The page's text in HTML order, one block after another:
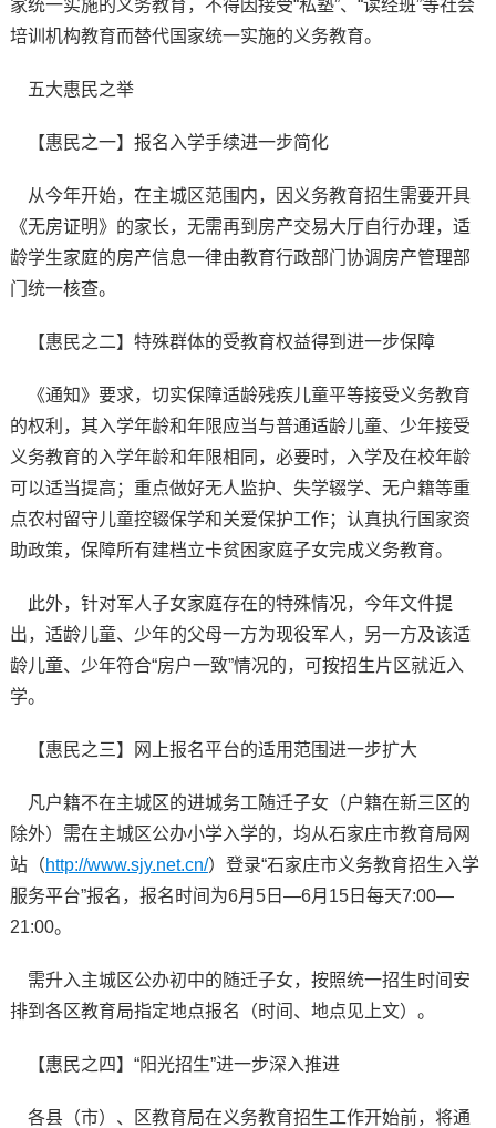
家统一实施的义务教育，不得因接受“私塾”、“读经班”等社会
培训机构教育而替代国家统一实施的义务教育。
五大惠民之举
【惠民之一】报名入学手续进一步简化
从今年开始，在主城区范围内，因义务教育招生需要开具
《无房证明》的家长，无需再到房产交易大厅自行办理，适
龄学生家庭的房产信息一律由教育行政部门协调房产管理部
门统一核查。
【惠民之二】特殊群体的受教育权益得到进一步保障
《通知》要求，切实保障适龄残疾儿童平等接受义务教育
的权利，其入学年龄和年限应当与普通适龄儿童、少年接受
义务教育的入学年龄和年限相同，必要时，入学及在校年龄
可以适当提高；重点做好无人监护、失学辍学、无户籍等重
点农村留守儿童控辍保学和关爱保护工作；认真执行国家资
助政策，保障所有建档立卡贫困家庭子女完成义务教育。
此外，针对军人子女家庭存在的特殊情况，今年文件提
出，适龄儿童、少年的父母一方为现役军人，另一方及该适
龄儿童、少年符合“房户一致”情况的，可按招生片区就近入
学。
【惠民之三】网上报名平台的适用范围进一步扩大
凡户籍不在主城区的进城务工随迁子女（户籍在新三区的
除外）需在主城区公办小学入学的，均从石家庄市教育局网
站（http://www.sjy.net.cn/）登录“石家庄市义务教育招生入学
服务平台”报名，报名时间为6月5日—6月15日每天7:00—
21:00。
需升入主城区公办初中的随迁子女，按照统一招生时间安
排到各区教育局指定地点报名（时间、地点见上文）。
【惠民之四】“阳光招生”进一步深入推进
各县（市）、区教育局在义务教育招生工作开始前，将通